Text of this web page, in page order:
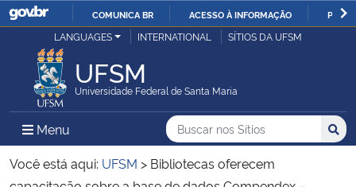
IR
COMUNICA BR ACESSO À INFORMAÇÃO
Ministério da Justiça e Segurança Pública
Ministério da Defesa
Ministério das Relações Exteriores
LANGUAGES INTERNATIONAL SÍTIOS DA UFSM
UFSM
Universidade Federal de Santa Maria
Menu Menu Principal do Sítio
Busca
Buscar no nos Sítios
Busca:
Você está aqui: UFSM > Bibliotecas oferecem